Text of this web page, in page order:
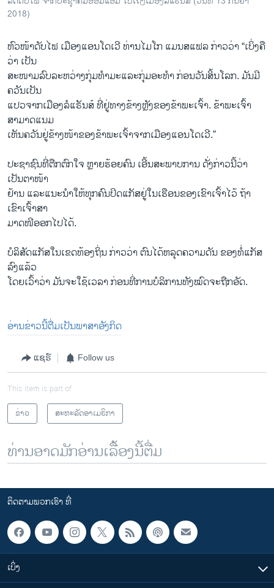
2018)
ຫົວໜ້າດັບໄຟ ເມືອງແອນໂດເວີ ທ່ານໄມໂກ ແມນສແຟລ ກ່າວວ່າ “ເບິ່ງຄື
ວ່າ ເປັນ
ສະໜາມລົບລະຫວ່າງກຸ່ມທຳມະແລະກຸ່ມອະທຳ ກ່ອນວັນສິ້ນໂລກ. ມັນມີ
ຄວັນເປັນ
ແປວຈາກເມືອງລໍແຣັນສ໌ ທີ່ຢູ່ທາງຂ້າງຫຼັງຂອງຂ້າພະເຈົ້າ. ຂ້າພະເຈົ້າ
ສາມາດແນມ
ເຫັນຄວັນຢູ່ຂ້າງໜ້າຂອງຂ້າພະເຈົ້າຈາກເມືອງແອນໂດເວີ.”
ປະຊາຊົນທີ່ຕືກຕົກໃຈ ຫຼາຍຮ້ອຍຄົນ ເອີ້ນສະພາບການ ດັ່ງກ່າວນີ້ວ່າ
ເປັນຕາໜ້າ
ຢ້ານ ແລະແນະນຳໃຫ້ທຸກຄົນປິດແກັສຢູ່ໃນເຮືອນຂອງເຂົາເຈົ້າໄວ້ ຖ້າ
ເຂົາເຈົ້າສາ
ມາດໜີອອກໄປໄດ້.
ບໍລິສັດແກັສໃນເຂດທ້ອງຖິ່ນ ກ່າວວ່າ ຕົນໄດ້ຫລຸດຄວາມດັນ ຂອງທໍ່ແກັສ
ລົງແລ້ວ
ໂດຍເວົ້າວ່າ ມັນຈະໃຊ້ເວລາ ກ່ອນທີ່ການບໍລິການທັງໝົດຈະຖືກອັດ.
ອ່ານຂ່າວນີ້ຕື່ມເປັນພາສາອັງກິດ
ແຊຣ໌ Follow us
This item is part of
ຂ່າວ
ສະຫະລັດອາເມຣິກາ
ທ່ານອາດມັກອ່ານເລື້ອງນີ້ຕື່ມ
ຕິດຕາມພວກເຮົາ ທີ່
ເບິ່ງ